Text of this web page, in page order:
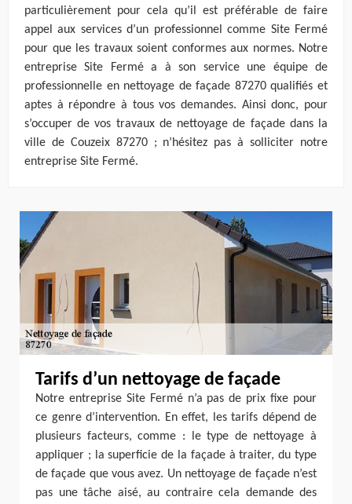
particulièrement pour cela qu’il est préférable de faire
appel aux services d’un professionnel comme Site Fermé
pour que les travaux soient conformes aux normes. Notre
entreprise Site Fermé a à son service une équipe de
professionnelle en nettoyage de façade 87270 qualifiés et
aptes à répondre à tous vos demandes. Ainsi donc, pour
s’occuper de vos travaux de nettoyage de façade dans la
ville de Couzeix 87270 ; n’hésitez pas à solliciter notre
entreprise Site Fermé.
Tarifs d’un nettoyage de façade
Notre entreprise Site Fermé n’a pas de prix fixe pour
ce genre d’intervention. En effet, les tarifs dépend de
plusieurs facteurs, comme : le type de nettoyage à
appliquer ; la superficie de la façade à traiter, du type
de façade que vous avez. Un nettoyage de façade n’est
pas une tâche aisé, au contraire cela demande des